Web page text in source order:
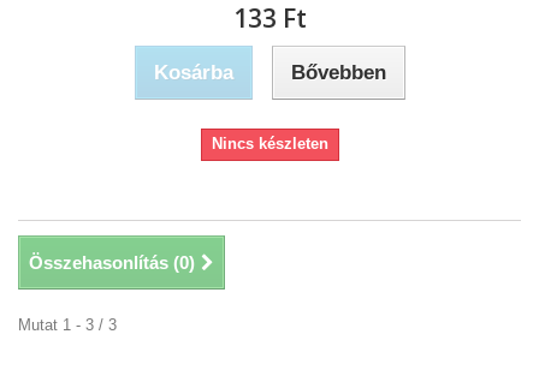
133 Ft‎
Kosárba Bővebben
Nincs készleten
Összehasonlítás (0)
Mutat 1 - 3 / 3